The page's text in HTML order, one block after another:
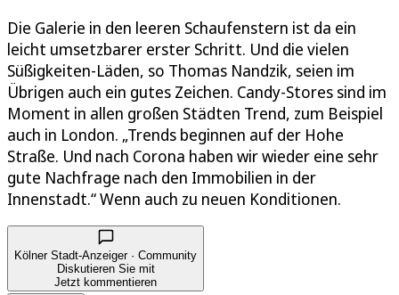
Die Galerie in den leeren Schaufenstern ist da ein
leicht umsetzbarer erster Schritt. Und die vielen
Süßigkeiten-Läden, so Thomas Nandzik, seien im
Übrigen auch ein gutes Zeichen. Candy-Stores sind im
Moment in allen großen Städten Trend, zum Beispiel
auch in London. „Trends beginnen auf der Hohe
Straße. Und nach Corona haben wir wieder eine sehr
gute Nachfrage nach den Immobilien in der
Innenstadt.“ Wenn auch zu neuen Konditionen.
Kölner Stadt-Anzeiger · Community
Diskutieren Sie mit
Jetzt kommentieren